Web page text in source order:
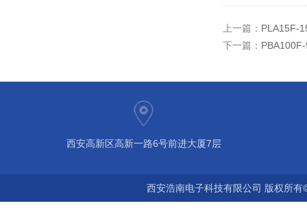
上一篇： PLA15F-
下一篇：
西安高新区高新一路6号前进大厦7层
西安浩南电子科技有限公司 版权所